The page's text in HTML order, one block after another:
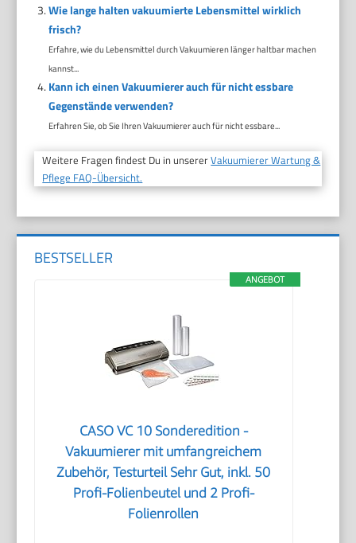
Wie lange halten vakuumierte Lebensmittel wirklich
frisch?
Erfahre, wie du Lebensmittel durch Vakuumieren länger haltbar machen
kannst...
Kann ich einen Vakuumierer auch für nicht essbare
Gegenstände verwenden?
Erfahren Sie, ob Sie Ihren Vakuumierer auch für nicht essbare...
Weitere Fragen findest Du in unsererVakuumierer Wartung &
Pflege FAQ-Übersicht.
BESTSELLER
ANGEBOT
CASO VC 10 Sonderedition -
Vakuumierer mit umfangreichem
Zubehör, Testurteil Sehr Gut, inkl. 50
Profi-Folienbeutel und 2 Profi-
Folienrollen